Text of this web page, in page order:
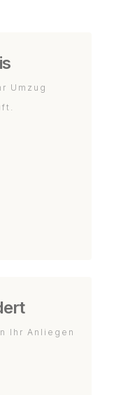
Umzug
Ihr Anliegen